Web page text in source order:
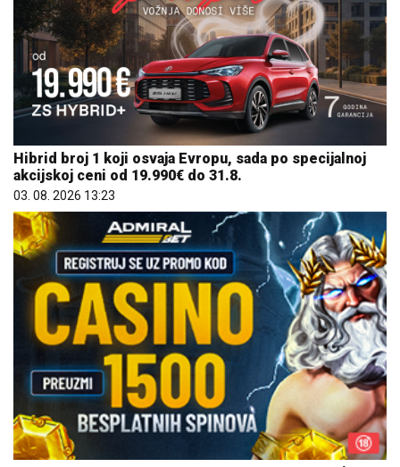
Hibrid broj 1 koji osvaja Evropu, sada po specijalnoj
akcijskoj ceni od 19.990€ do 31.8.
03. 08. 2026 13:23